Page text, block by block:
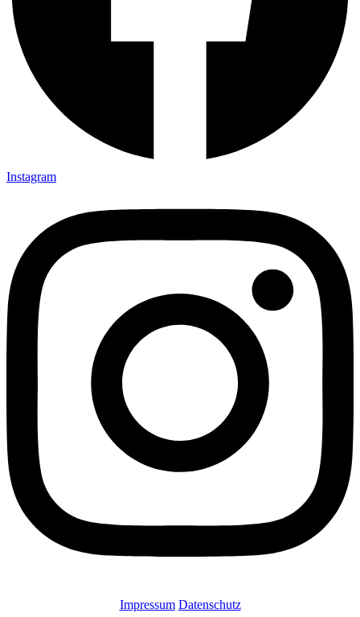
Instagram
Impressum Datenschutz